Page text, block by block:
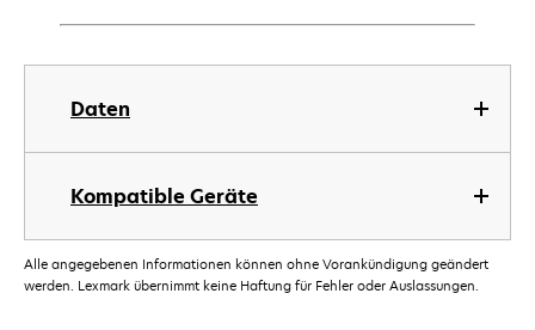
Daten
Kompatible Geräte
Alle angegebenen Informationen können ohne Vorankündigung geändert
werden. Lexmark übernimmt keine Haftung für Fehler oder Auslassungen.